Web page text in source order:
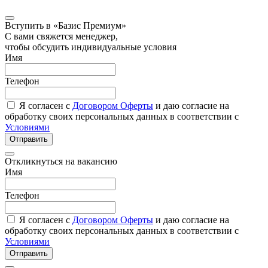
Вступить в «Базис Премиум»
С вами свяжется менеджер,
чтобы обсудить индивидуальные условия
Имя
Телефон
Я согласен с Договором Оферты и даю согласие на
обработку своих персональных данных в соответствии с
Условиями
Отправить
Откликнуться на вакансию
Имя
Телефон
Я согласен с Договором Оферты и даю согласие на
обработку своих персональных данных в соответствии с
Условиями
Отправить